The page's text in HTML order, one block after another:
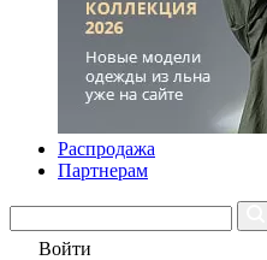
Распродажа
Партнерам
Войти